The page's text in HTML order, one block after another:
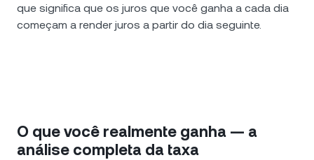
que significa que os juros que você ganha a cada dia
começam a render juros a partir do dia seguinte.
O que você realmente ganha — a
análise completa da taxa